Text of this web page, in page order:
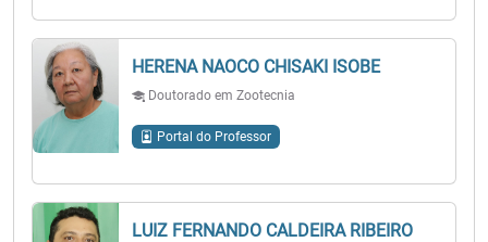
HERENA NAOCO CHISAKI ISOBE
Doutorado em Zootecnia
Portal do Professor
LUIZ FERNANDO CALDEIRA RIBEIRO